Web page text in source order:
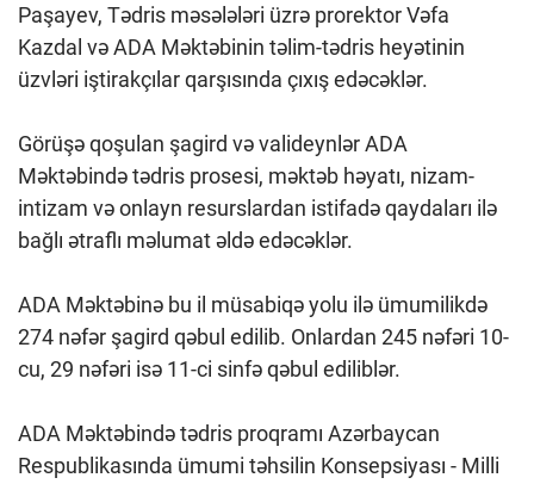
Paşayev, Tədris məsələləri üzrə prorektor Vəfa
Kazdal və ADA Məktəbinin təlim-tədris heyətinin
üzvləri iştirakçılar qarşısında çıxış edəcəklər.
Görüşə qoşulan şagird və valideynlər ADA
Məktəbində tədris prosesi, məktəb həyatı, nizam-
intizam və onlayn resurslardan istifadə qaydaları ilə
bağlı ətraflı məlumat əldə edəcəklər.
ADA Məktəbinə bu il müsabiqə yolu ilə ümumilikdə
274 nəfər şagird qəbul edilib. Onlardan 245 nəfəri 10-
cu, 29 nəfəri isə 11-ci sinfə qəbul ediliblər.
ADA Məktəbində tədris proqramı Azərbaycan
Respublikasında ümumi təhsilin Konsepsiyası - Milli